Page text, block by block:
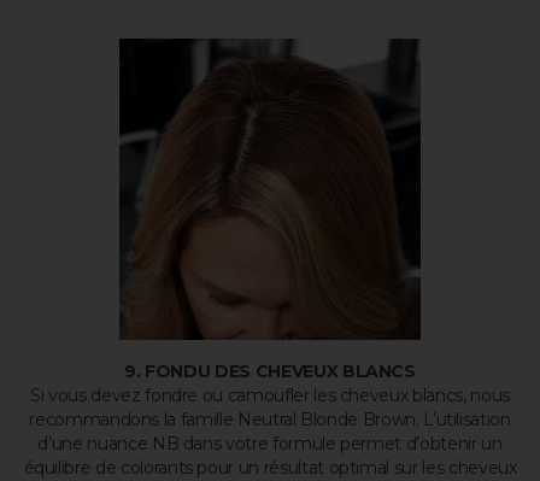
9. FONDU DES CHEVEUX BLANCS
Si vous devez fondre ou camoufler les cheveux blancs, nous
recommandons la famille Neutral Blonde Brown. L’utilisation
d’une nuance NB dans votre formule permet d’obtenir un
équilibre de colorants pour un résultat optimal sur les cheveux